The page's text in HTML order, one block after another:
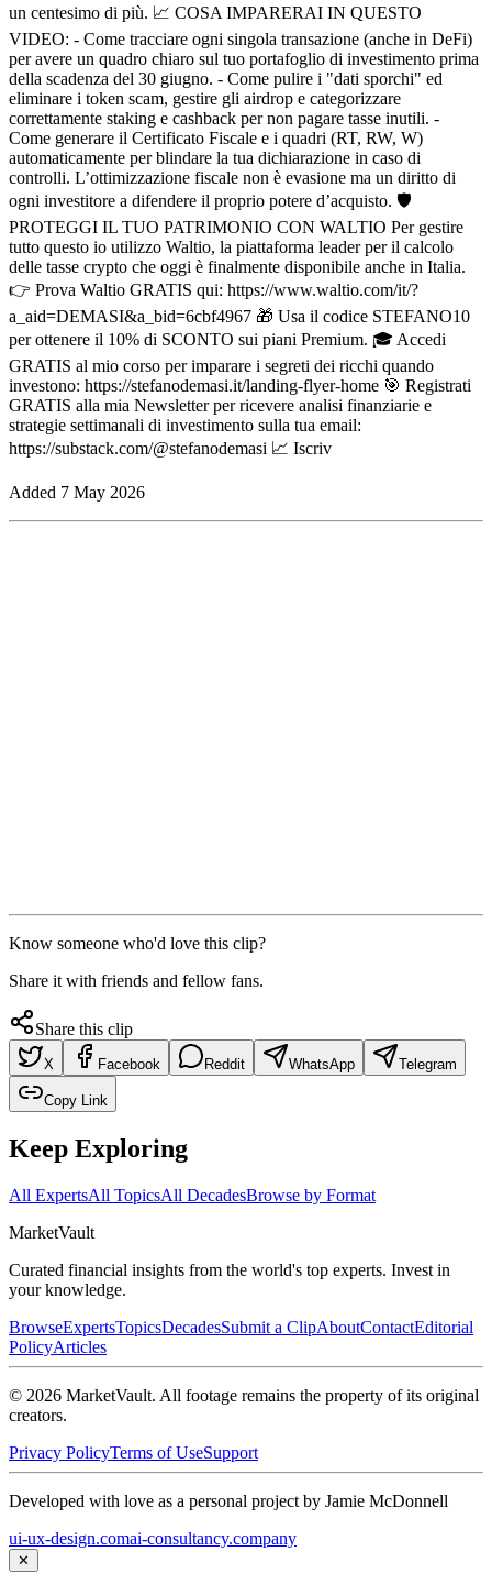
un centesimo di più. 📈 COSA IMPARERAI IN QUESTO
VIDEO: - Come tracciare ogni singola transazione (anche in DeFi)
per avere un quadro chiaro sul tuo portafoglio di investimento prima
della scadenza del 30 giugno. - Come pulire i "dati sporchi" ed
eliminare i token scam, gestire gli airdrop e categorizzare
correttamente staking e cashback per non pagare tasse inutili. -
Come generare il Certificato Fiscale e i quadri (RT, RW, W)
automaticamente per blindare la tua dichiarazione in caso di
controlli. L’ottimizzazione fiscale non è evasione ma un diritto di
ogni investitore a difendere il proprio potere d’acquisto. 🛡️
PROTEGGI IL TUO PATRIMONIO CON WALTIO Per gestire
tutto questo io utilizzo Waltio, la piattaforma leader per il calcolo
delle tasse crypto che oggi è finalmente disponibile anche in Italia.
👉 Prova Waltio GRATIS qui: https://www.waltio.com/it/?
a_aid=DEMASI&a_bid=6cbf4967 🎁 Usa il codice STEFANO10
per ottenere il 10% di SCONTO sui piani Premium. 🎓 Accedi
GRATIS al mio corso per imparare i segreti dei ricchi quando
investono: https://stefanodemasi.it/landing-flyer-home 🎯 Registrati
GRATIS alla mia Newsletter per ricevere analisi finanziarie e
strategie settimanali di investimento sulla tua email:
https://substack.com/@stefanodemasi 📈 Iscriv
Added 7 May 2026
Know someone who'd love this clip?
Share it with friends and fellow fans.
Share this clip
X Facebook Reddit WhatsApp Telegram
Copy Link
Keep Exploring
All ExpertsAll TopicsAll DecadesBrowse by Format
MarketVault
Curated financial insights from the world's top experts. Invest in
your knowledge.
BrowseExpertsTopicsDecadesSubmit a ClipAboutContactEditorial
PolicyArticles
© 2026 MarketVault. All footage remains the property of its original
creators.
Privacy PolicyTerms of UseSupport
Developed with love as a personal project by Jamie McDonnell
ui-ux-design.comai-consultancy.company
✕